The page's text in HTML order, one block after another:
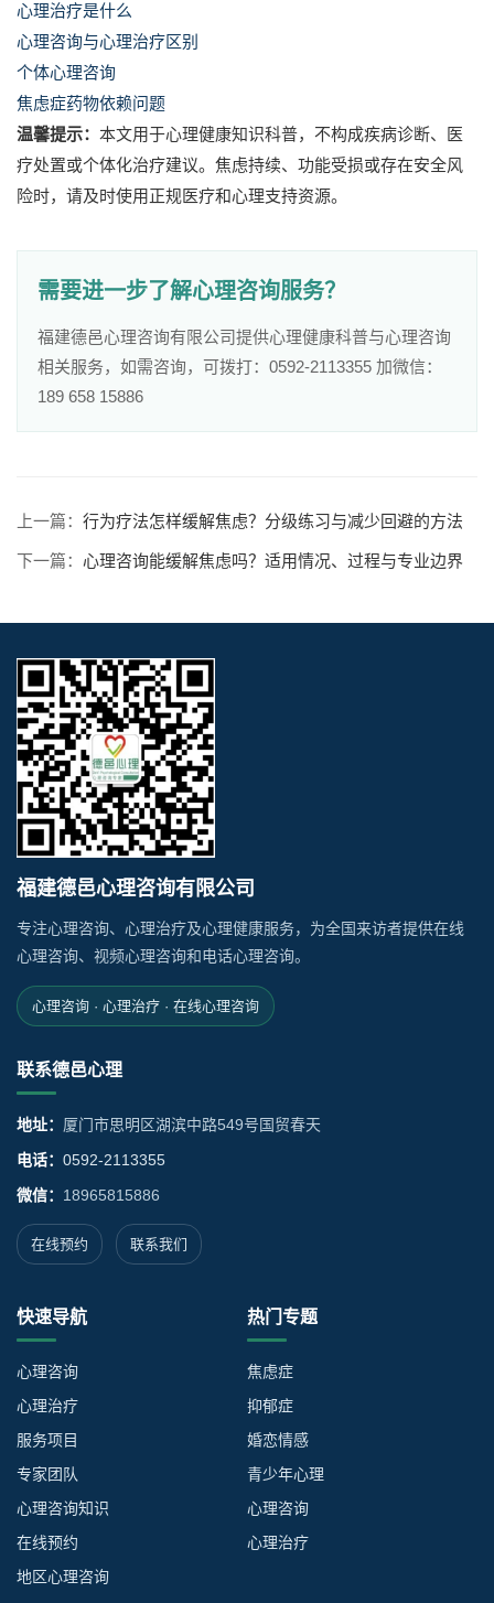
心理治疗是什么
心理咨询与心理治疗区别
个体心理咨询
焦虑症药物依赖问题
温馨提示： 本文用于心理健康知识科普，不构成疾病诊断、医
疗处置或个体化治疗建议。焦虑持续、功能受损或存在安全风
险时，请及时使用正规医疗和心理支持资源。
需要进一步了解心理咨询服务？
福建德邑心理咨询有限公司提供心理健康科普与心理咨询
相关服务，如需咨询，可拨打：0592-2113355 加微信：
189 658 15886
上一篇： 行为疗法怎样缓解焦虑？分级练习与减少回避的方法
下一篇： 心理咨询能缓解焦虑吗？适用情况、过程与专业边界
福建德邑心理咨询有限公司
专注心理咨询、心理治疗及心理健康服务，为全国来访者提供在线
心理咨询、视频心理咨询和电话心理咨询。
心理咨询 · 心理治疗 · 在线心理咨询
联系德邑心理
地址： 厦门市思明区湖滨中路549号国贸春天
电话： 0592-2113355
微信： 18965815886
在线预约 联系我们
快速导航
心理咨询
心理治疗
服务项目
专家团队
心理咨询知识
在线预约
地区心理咨询
热门专题
焦虑症
抑郁症
婚恋情感
青少年心理
心理咨询
心理治疗